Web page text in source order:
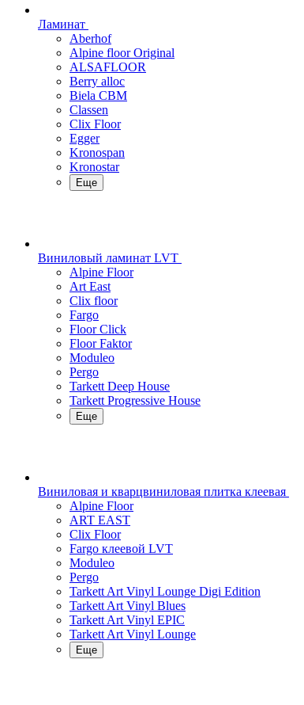
Ламинат
Aberhof
Alpine floor Original
ALSAFLOOR
Berry alloc
Biela CBM
Classen
Clix Floor
Egger
Kronospan
Kronostar
Еще
Виниловый ламинат LVT
Alpine Floor
Art East
Clix floor
Fargo
Floor Click
Floor Faktor
Moduleo
Pergo
Tarkett Deep House
Tarkett Progressive House
Еще
Виниловая и кварцвиниловая плитка клеевая
Alpine Floor
ART EAST
Clix Floor
Fargo клеевой LVT
Moduleo
Pergo
Tarkett Art Vinyl Lounge Digi Edition
Tarkett Art Vinyl Blues
Tarkett Art Vinyl EPIC
Tarkett Art Vinyl Lounge
Еще